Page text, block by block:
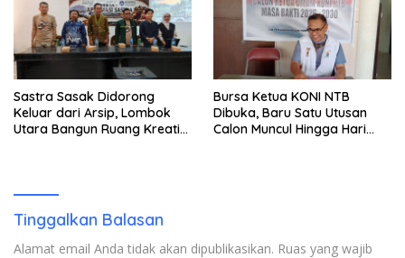
Sastra Sasak Didorong
Keluar dari Arsip, Lombok
Utara Bangun Ruang Kreatif
Bursa Ketua KONI NTB
Dibuka, Baru Satu Utusan
Calon Muncul Hingga Hari
Tinggalkan Balasan
Alamat email Anda tidak akan dipublikasikan. Ruas yang wajib